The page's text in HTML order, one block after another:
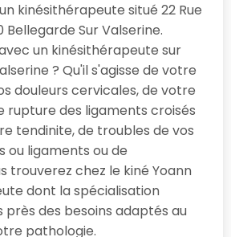
kinésithérapeute situé 22 Rue
Bellegarde Sur Valserine.
un kinésithérapeute sur
? Qu'il s'agisse de votre
douleurs cervicales, de votre
rupture des ligaments croisés
tendinite, de troubles de vos
ou ligaments ou de
trouverez chez le kiné Yoann
dont la spécialisation
près des besoins adaptés au
pathologie.